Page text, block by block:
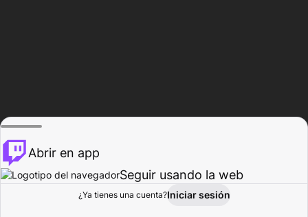
Explorar Actividad
Abrir en app
Seguir usando la web
¿Ya tienes una cuenta?Iniciar sesión